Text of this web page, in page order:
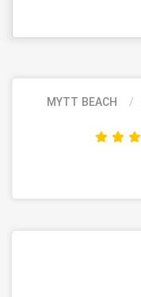
MYTT BEACH